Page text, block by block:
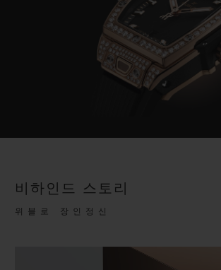
비하인드 스토리
위블로 장인정신